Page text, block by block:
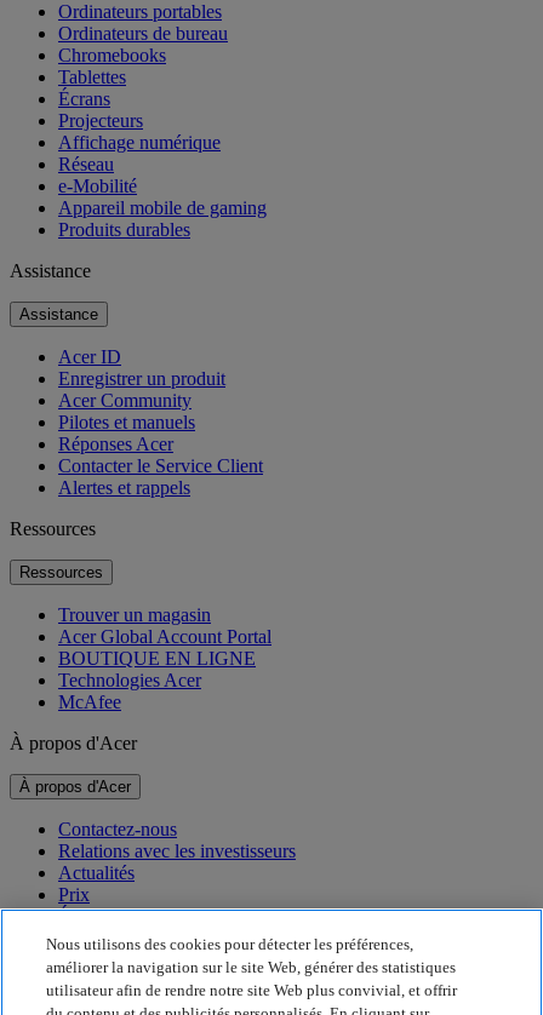
Ordinateurs portables
Ordinateurs de bureau
Chromebooks
Tablettes
Écrans
Projecteurs
Affichage numérique
Réseau
e-Mobilité
Appareil mobile de gaming
Produits durables
Assistance
Assistance
Acer ID
Enregistrer un produit
Acer Community
Pilotes et manuels
Réponses Acer
Contacter le Service Client
Alertes et rappels
Ressources
Ressources
Trouver un magasin
Acer Global Account Portal
BOUTIQUE EN LIGNE
Technologies Acer
McAfee
À propos d'Acer
À propos d'Acer
Contactez-nous
Relations avec les investisseurs
Actualités
Prix
Événements
Développement durable
Développement durable
Nous utilisons des cookies pour détecter les préférences,
améliorer la navigation sur le site Web, générer des statistiques
utilisateur afin de rendre notre site Web plus convivial, et offrir